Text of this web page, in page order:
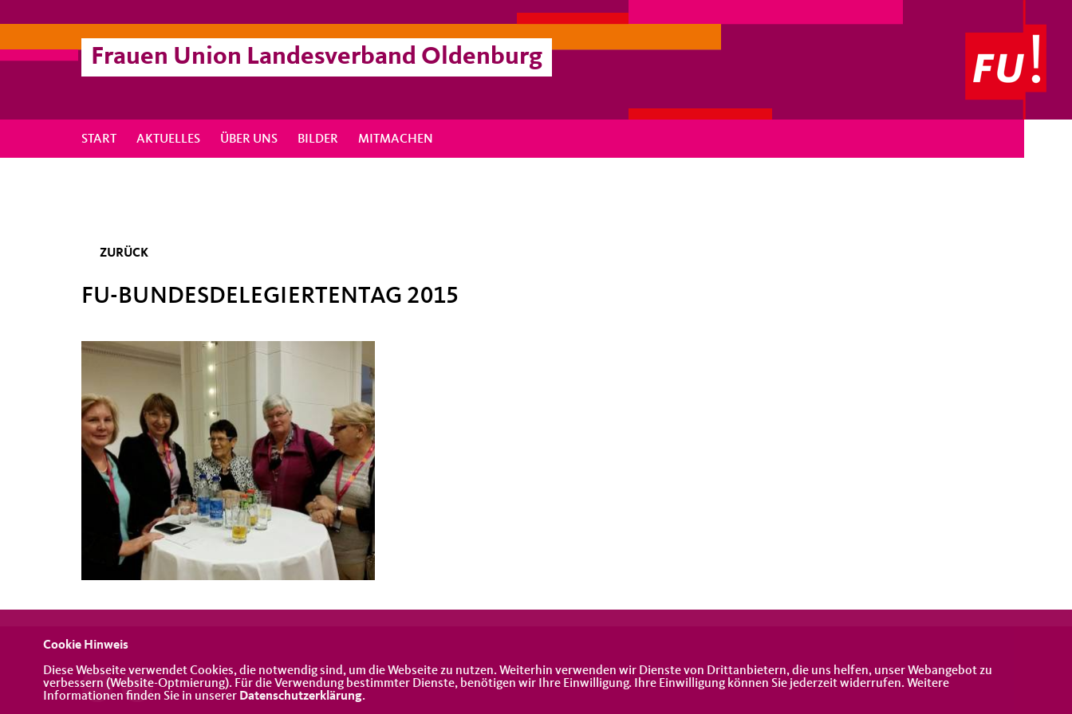
Frauen Union Landesverband Oldenburg
START AKTUELLES ÜBER UNS BILDER MITMACHEN
ZURÜCK
FU-BUNDESDELEGIERTENTAG 2015
Cookie Hinweis
Diese Webseite verwendet Cookies, die notwendig sind, um die Webseite zu nutzen. Weiterhin verwenden wir Dienste von Drittanbietern, die uns helfen, unser Webangebot zu
verbessern (Website-Optmierung). Für die Verwendung bestimmter Dienste, benötigen wir Ihre Einwilligung. Ihre Einwilligung können Sie jederzeit widerrufen. Weitere
Informationen finden Sie in unserer Datenschutzerklärung.